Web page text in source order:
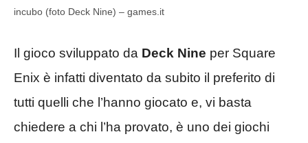
incubo (foto Deck Nine) – games.it
Il gioco sviluppato da Deck Nine per Square
Enix è infatti diventato da subito il preferito di
tutti quelli che l’hanno giocato e, vi basta
chiedere a chi l’ha provato, è uno dei giochi